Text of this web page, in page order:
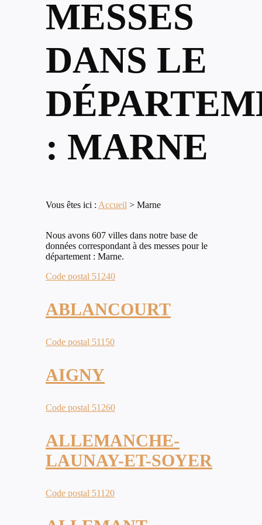
MESSES
DANS LE
: MARNE
Vous êtes ici : Accueil > Marne
Nous avons 607 villes dans notre base de
données correspondant à des messes pour le
département : Marne.
Code postal 51240
ABLANCOURT
Code postal 51150
AIGNY
Code postal 51260
ALLEMANCHE-
LAUNAY-ET-SOYER
Code postal 51120